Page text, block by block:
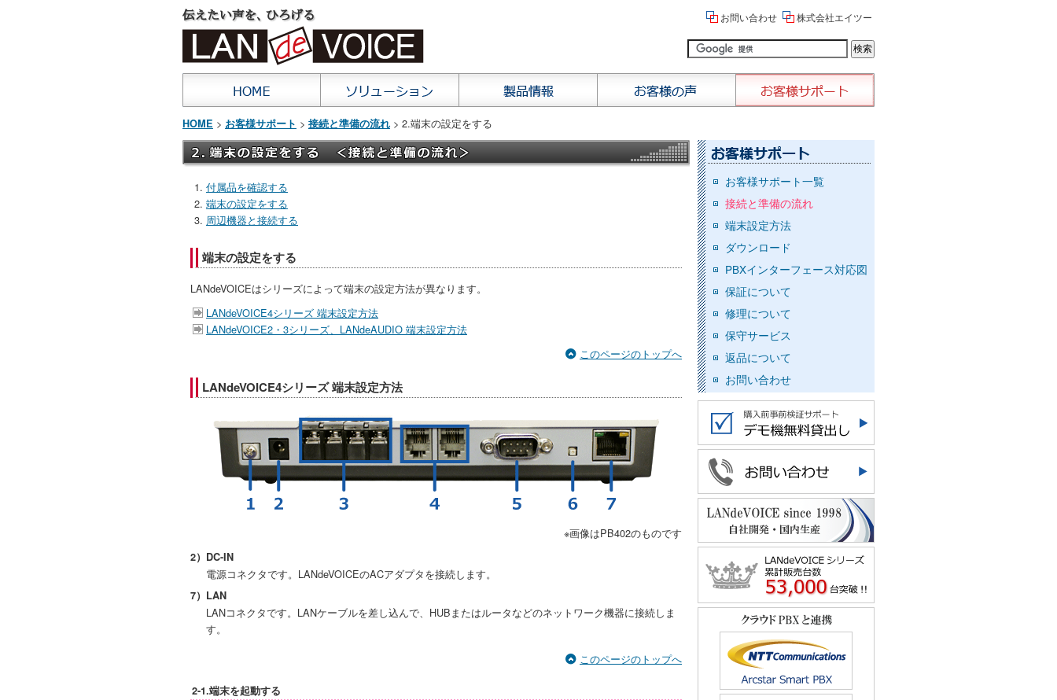
お問い合わせ 株式会社エイツー
HOME > お客様サポート > 接続と準備の流れ > 2.端末の設定をする
お客様サポート一覧
接続と準備の流れ
端末設定方法
ダウンロード
PBXインターフェース対応図
保証について
修理について
保守サービス
返品について
お問い合わせ
付属品を確認する
端末の設定をする
周辺機器と接続する
端末の設定をする
LANdeVOICEはシリーズによって端末の設定方法が異なります。
LANdeVOICE4シリーズ 端末設定方法
LANdeVOICE2・3シリーズ、LANdeAUDIO 端末設定方法
このページのトップへ
LANdeVOICE4シリーズ 端末設定方法
※画像はPB402のものです
2）DC-IN
電源コネクタです。LANdeVOICEのACアダプタを接続します。
7）LAN
LANコネクタです。LANケーブルを差し込んで、HUBまたはルータなどのネットワーク機器に接続しま
す。
このページのトップへ
2-1.端末を起動する